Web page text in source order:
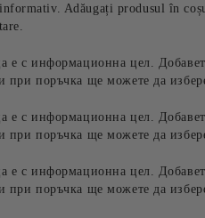
Adăugați produsul în
е с информационна цел.
при поръчка ще можете да
е с информационна цел.
при поръчка ще можете да
е с информационна цел.
при поръчка ще можете да